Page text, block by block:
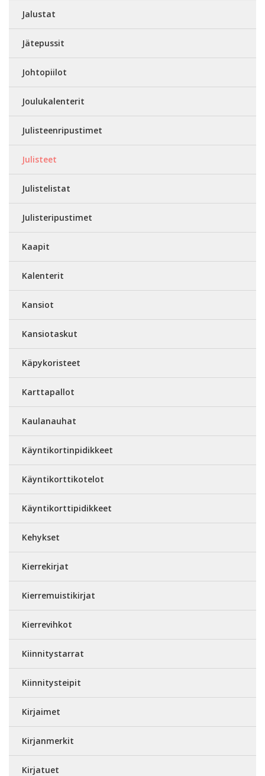
Jalustat
Jätepussit
Johtopiilot
Joulukalenterit
Julisteenripustimet
Julisteet
Julistelistat
Julisteripustimet
Kaapit
Kalenterit
Kansiot
Kansiotaskut
Käpykoristeet
Karttapallot
Kaulanauhat
Käyntikortinpidikkeet
Käyntikorttikotelot
Käyntikorttipidikkeet
Kehykset
Kierrekirjat
Kierremuistikirjat
Kierrevihkot
Kiinnitystarrat
Kiinnitysteipit
Kirjaimet
Kirjanmerkit
Kirjatuet